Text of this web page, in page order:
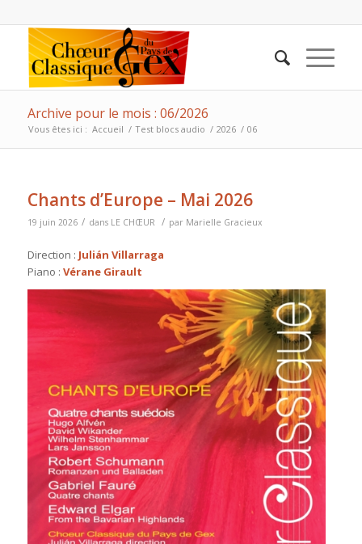
Archive pour le mois : 06/2026
Vous êtes ici : Accueil / Test blocs audio / 2026 / 06
Chants d’Europe – Mai 2026
19 juin 2026 / dans LE CHŒUR / par Marielle Gracieux
Direction : Julián Villarraga
Piano : Vérane Girault